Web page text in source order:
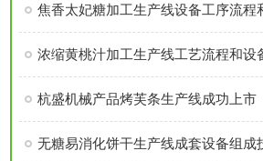
浓缩黄桃汁加工生产线工艺流程和设
杭盛机械产品烤芙条生产线成功上市